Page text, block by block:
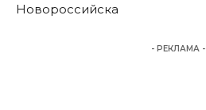
Новороссийска
- РЕКЛАМА -